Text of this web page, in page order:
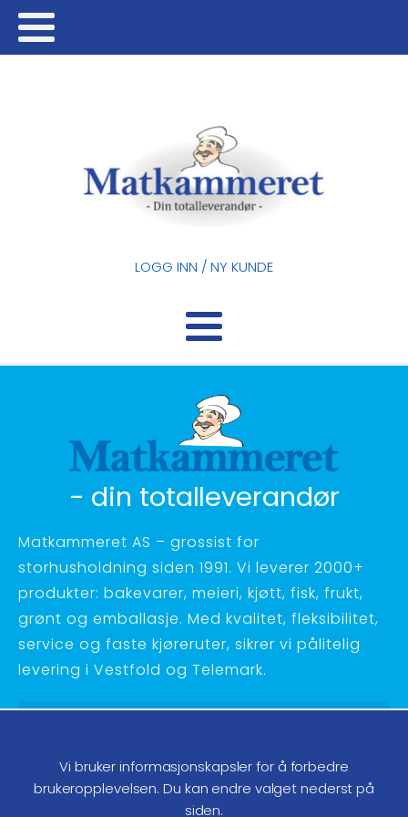
LOGG INN / NY KUNDE
- din totalleverandør
Matkammeret AS – grossist for
storhusholdning siden 1991. Vi leverer 2000+
produkter: bakevarer, meieri, kjøtt, fisk, frukt,
grønt og emballasje. Med kvalitet, fleksibilitet,
service og faste kjøreruter, sikrer vi pålitelig
levering i Vestfold og Telemark.
Telefon:
35 58 48 70
ordre@matkammeret.no
Vi bruker informasjonskapsler for å forbedre
brukeropplevelsen. Du kan endre valget nederst på
siden.